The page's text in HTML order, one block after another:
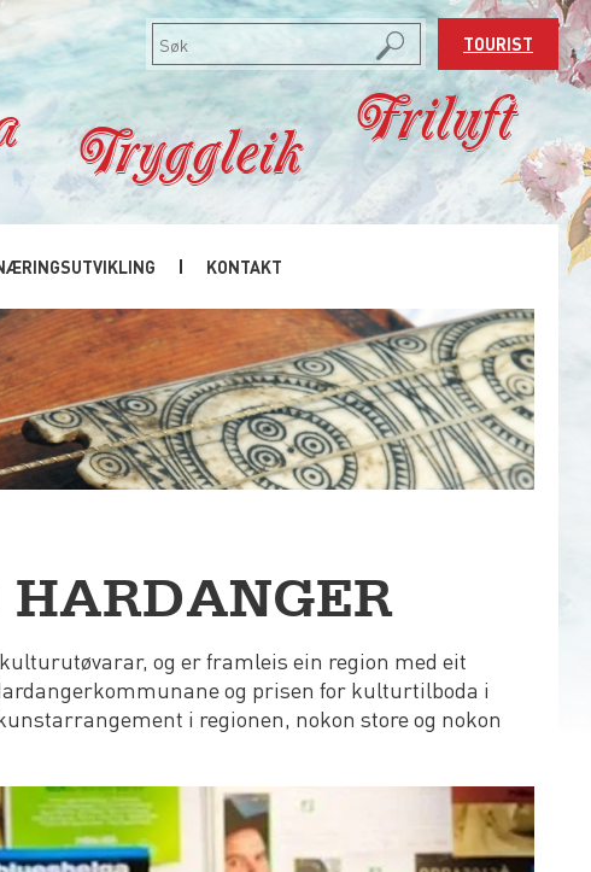
TOURIST
Friluft
Tryggleik
KONTAKT
HARDANGER
og er framleis ein region med eit
og prisen for kulturtilboda i
i regionen, nokon store og nokon